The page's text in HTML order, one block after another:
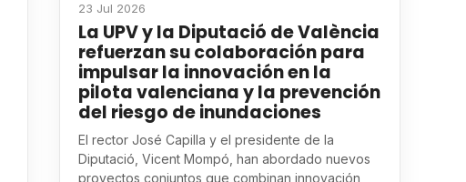
23 Jul 2026
La UPV y la Diputació de València
refuerzan su colaboración para
impulsar la innovación en la
pilota valenciana y la prevención
del riesgo de inundaciones
El rector José Capilla y el presidente de la
Diputació, Vicent Mompó, han abordado nuevos
proyectos conjuntos que combinan innovación,